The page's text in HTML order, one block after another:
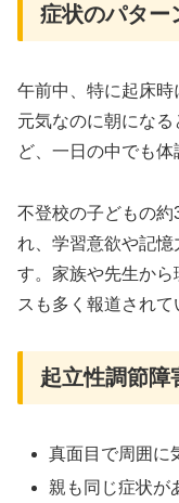
症状のパター
午前中、特に起床
元気なのに朝にな
ど、一日の中でも体
不登校の子どもの
れ、学習意欲や記
す。家族や先生か
スも多く報道されて
起立性調節障
真面目で周囲に
親も同じ症状が